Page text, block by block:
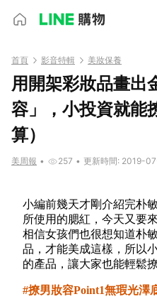
首頁 影音特輯 美妝保養
用開架彩妝品畫出
容」，小投資就能
算）
美周報 • 257 • 更新時間: 2019-
小編前幾天才剛介紹完朴
所使用的腮紅，今天又要
相信女孩們也很想知道朴
品，才能美成這樣，所以
的產品，讓大家也能輕鬆
#撩男妝容Point1無瑕光澤